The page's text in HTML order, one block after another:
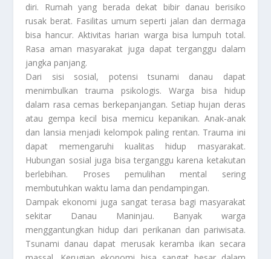
diri. Rumah yang berada dekat bibir danau berisiko
rusak berat. Fasilitas umum seperti jalan dan dermaga
bisa hancur. Aktivitas harian warga bisa lumpuh total.
Rasa aman masyarakat juga dapat terganggu dalam
jangka panjang.
Dari sisi sosial, potensi tsunami danau dapat
menimbulkan trauma psikologis. Warga bisa hidup
dalam rasa cemas berkepanjangan. Setiap hujan deras
atau gempa kecil bisa memicu kepanikan. Anak-anak
dan lansia menjadi kelompok paling rentan. Trauma ini
dapat memengaruhi kualitas hidup masyarakat.
Hubungan sosial juga bisa terganggu karena ketakutan
berlebihan. Proses pemulihan mental sering
membutuhkan waktu lama dan pendampingan.
Dampak ekonomi juga sangat terasa bagi masyarakat
sekitar Danau Maninjau. Banyak warga
menggantungkan hidup dari perikanan dan pariwisata.
Tsunami danau dapat merusak keramba ikan secara